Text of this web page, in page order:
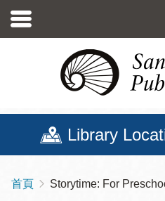
至
Library
導
首頁 Storytime: For